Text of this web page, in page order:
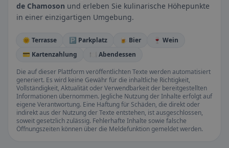
de Chamoson und erleben Sie kulinarische Höhepunkte
in einer einzigartigen Umgebung.
🌞 Terrasse 🅿️ Parkplatz 🍺 Bier
🍷 Wein
💳 Kartenzahlung
🍽️ Abendessen
Die auf dieser Plattform veröffentlichten Texte werden automatisiert
generiert. Es wird keine Gewähr für die inhaltliche Richtigkeit,
Vollständigkeit, Aktualität oder Verwendbarkeit der bereitgestellten
Informationen übernommen. Jegliche Nutzung der Inhalte erfolgt auf
eigene Verantwortung. Eine Haftung für Schäden, die direkt oder
indirekt aus der Nutzung der Texte entstehen, ist ausgeschlossen,
soweit gesetzlich zulässig. Fehlerhafte Inhalte sowie falsche
Öffnungszeiten können über die Meldefunktion gemeldet werden.